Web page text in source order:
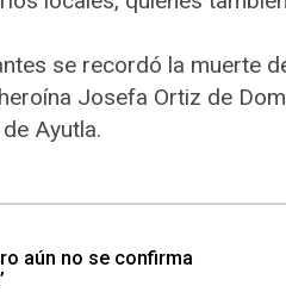
se recordó la muerte
Josefa Ortiz de
Ayutla.
aún no se confirma